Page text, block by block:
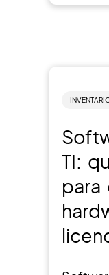
TI:
para